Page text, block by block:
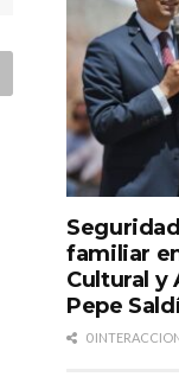
familiar
Cultural y
Pepe
0